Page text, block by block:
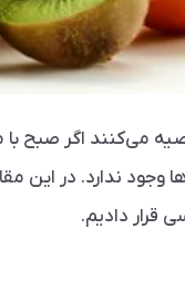
می‌کنند اگر صبح
وجود ندارد. در این
قرار دادیم.